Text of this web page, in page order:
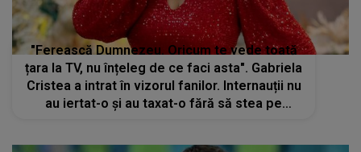
"Ferească Dumnezeu. Oricum te vede toată
țara la TV, nu înțeleg de ce faci asta". Gabriela
Cristea a intrat în vizorul fanilor. Internauții nu
au iertat-o și au taxat-o fără să stea pe